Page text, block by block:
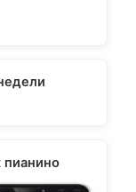
пианино